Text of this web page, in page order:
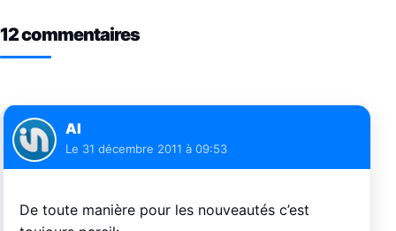
12 commentaires
Al
Le 31 décembre 2011 à 09:53
De toute manière pour les nouveautés c’est